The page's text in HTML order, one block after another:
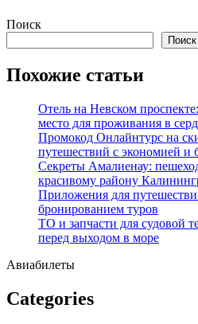
Перейти
содержимому
Поиск
Поиск
Похожие статьи
Отель на Невском
место для проживания в
Промокод Онлайнтурс на
путешествий с экономией и
Секреты Амалиенау:
красивому району
Приложения для
бронированием туров
ТО и запчасти для судовой
перед выходом в море
Авиабилеты
Categories